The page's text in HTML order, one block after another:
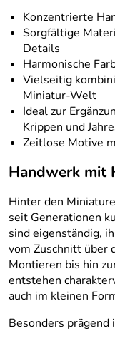
Konzentrierte
Sorgfältige
Details
Harmonische
Vielseitig
Miniatur-Welt
Ideal zur
Krippen und
Zeitlose Motive
Handwerk mit
Hinter den
seit Generationen
sind eigenständig,
vom Zuschnitt über
Montieren bis hin
entstehen
auch im kleinen
Besonders prägend